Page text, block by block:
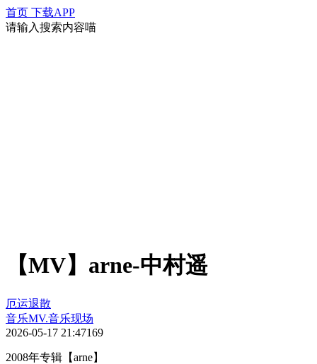
首页 下载APP
请输入搜索内容喵
【MV】arne-中村遥
厄运退散
音乐MV.音乐现场
2026-05-17 21:47169
2008年专辑【arne】